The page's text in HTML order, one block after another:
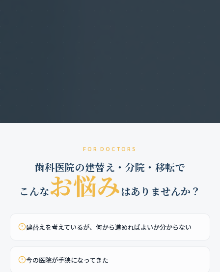
FOR DOCTORS
歯科医院の建替え・分院・移転で
こんなお悩みはありませんか？
建替えを考えているが、何から進めればよいか分からない
今の医院が手狭になってきた